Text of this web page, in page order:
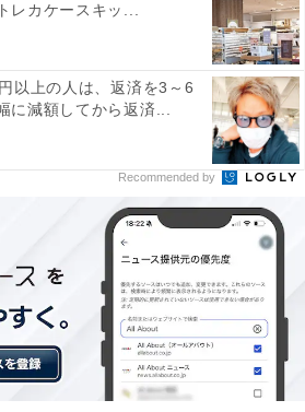
レカケースキッ...
以上の人は、返済を3～6
に減額してから返済...
Recommended by